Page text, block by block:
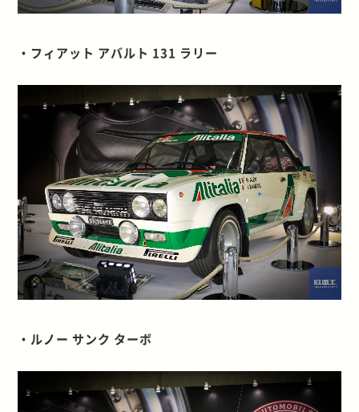
・フィアット アバルト 131 ラリー
・ルノー サンク ターボ